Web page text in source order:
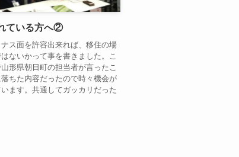
ている方へ②
ス面を許容出来れば、移住の場
ないかって事を書きました。こ
形県朝日町の担当者が言ったこ
ちた内容だったので時々機会が
ます。共通してガッカリだった